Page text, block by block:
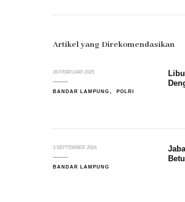
Artikel yang Direkomendasikan
28 FEBRUARI 2025
BANDAR LAMPUNG POLRI
3 SEPTEMBER 2024
BANDAR LAMPUNG